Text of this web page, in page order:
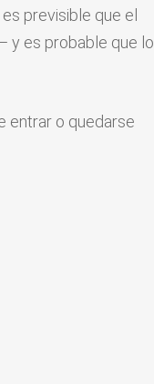
previsible que el
y es probable que lo
entrar o quedarse